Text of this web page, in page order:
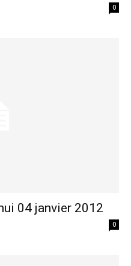
0
04 janvier 2012
0